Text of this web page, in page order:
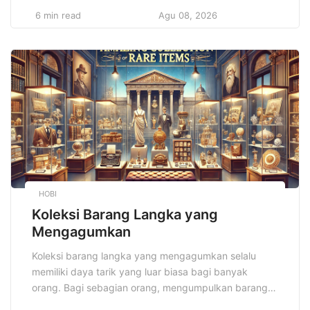
kurangnya aktivitas fisik, serta kebiasaan merokok
terkena penyakit serius. Selain itu, polusi udara dan
faktor lingkungan juga memiliki dampak besar
terhadap peningkatan […]
6 min read Agu 08, 2026
HOBI
Koleksi Barang Langka yang
Mengagumkan
Koleksi barang langka yang mengagumkan selalu
memiliki daya tarik yang luar biasa bagi banyak
orang. Bagi sebagian orang, mengumpulkan barang-